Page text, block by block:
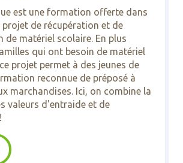
est une formation offerte dans
projet de récupération et de
de matériel scolaire. En plus
qui ont besoin de matériel
projet permet à des jeunes de
reconnue de préposé à
marchandises. Ici, on combine la
valeurs d'entraide et de